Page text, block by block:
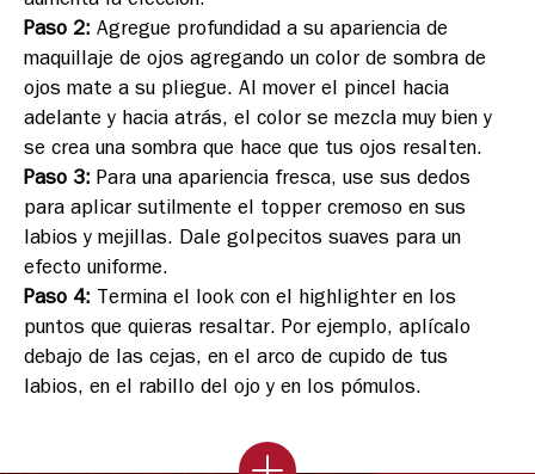
Paso 2: Agregue profundidad a su apariencia de
maquillaje de ojos agregando un color de sombra de
ojos mate a su pliegue. Al mover el pincel hacia
adelante y hacia atrás, el color se mezcla muy bien y
se crea una sombra que hace que tus ojos resalten.
Paso 3: Para una apariencia fresca, use sus dedos
para aplicar sutilmente el topper cremoso en sus
labios y mejillas. Dale golpecitos suaves para un
efecto uniforme.
Paso 4: Termina el look con el highlighter en los
puntos que quieras resaltar. Por ejemplo, aplícalo
debajo de las cejas, en el arco de cupido de tus
labios, en el rabillo del ojo y en los pómulos.